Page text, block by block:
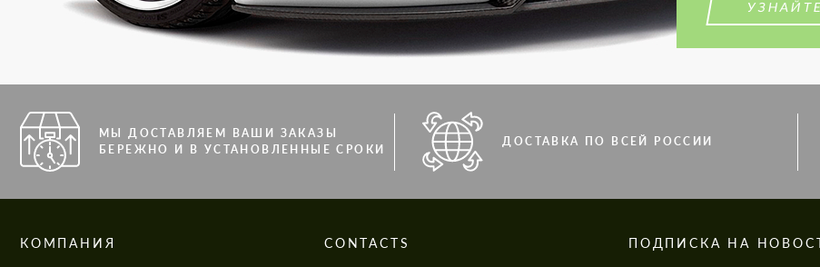
МЫ ДОСТАВЛЯЕМ ВАШИ ЗАКАЗЫ
БЕРЕЖНО И В УСТАНОВЛЕННЫЕ СРОКИ
ДОСТАВКА ПО ВСЕЙ РОССИИ
КОМПАНИЯ CONTACTS ПОДПИСКА НА